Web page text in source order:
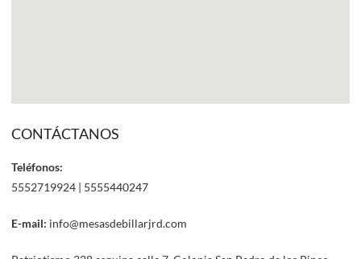
CONTÁCTANOS
Teléfonos:
5552719924 | 5555440247
E-mail: info@mesasdebillarjrd.com